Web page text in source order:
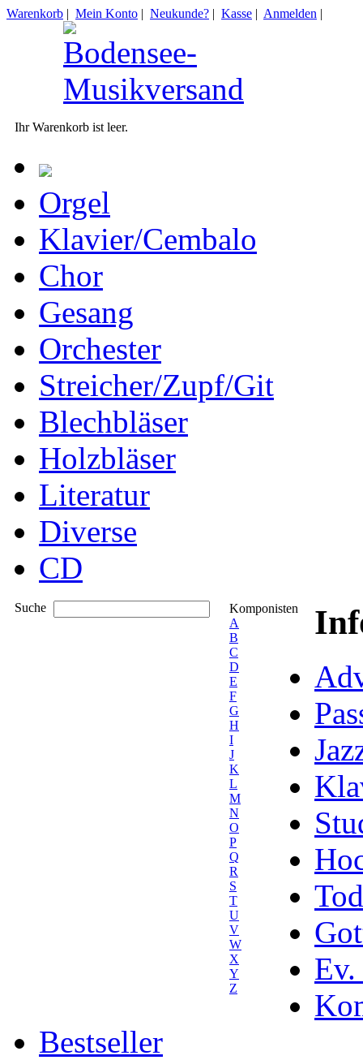
Warenkorb | Mein Konto | Neukunde? | Kasse | Anmelden |
Ihr Warenkorb ist leer.
Orgel
Klavier/Cembalo
Chor
Gesang
Orchester
Streicher/Zupf/Git
Blechbläser
Holzbläser
Literatur
Diverse
CD
Suche
Komponisten
A
B
C
D
E
F
G
H
I
J
K
L
M
N
O
P
Q
R
S
T
U
V
W
X
Y
Z
Ev.
Bestseller